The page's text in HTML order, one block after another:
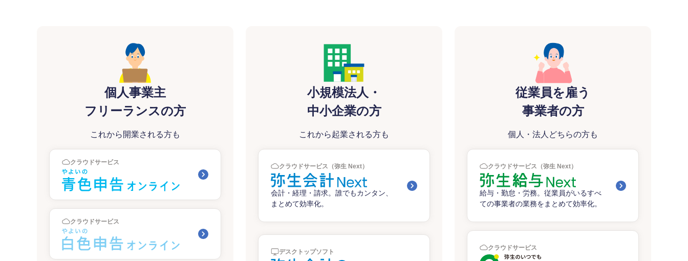
個人事業主
フリーランスの方
これから開業される方も
クラウドサービス
クラウドサービス
小規模法人・
中小企業の方
これから起業される方も
クラウドサービス（弥生 Next）
会計・経理・請求。誰でもカンタン、
まとめて効率化。
デスクトップソフト
従業員を雇う
事業者の方
個人・法人どちらの方も
クラウドサービス（弥生 Next）
給与・勤怠・労務。従業員がいるすべ
ての事業者の業務をまとめて効率化。
クラウドサービス